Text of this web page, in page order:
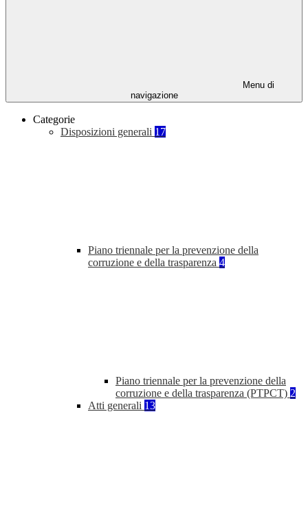
Menu di
navigazione
Categorie
Disposizioni generali 17
Piano triennale per la prevenzione della
corruzione e della trasparenza 4
Piano triennale per la prevenzione della
corruzione e della trasparenza (PTPCT) 2
Atti generali 13